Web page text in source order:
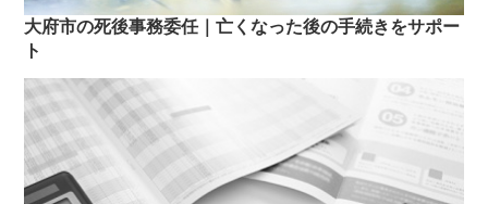
大府市の死後事務委任｜亡くなった後の手続きをサポー
ト